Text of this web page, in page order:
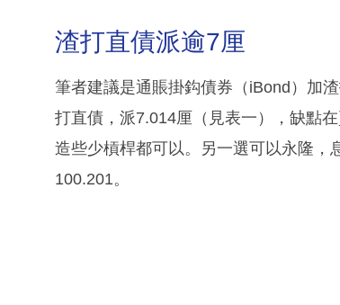
渣打直債派逾7厘
筆者建議是通賬掛鈎債券（iBond）加
打直債，派7.014厘（見表一），缺點
造些少槓桿都可以。另一選可以永隆，
100.201。